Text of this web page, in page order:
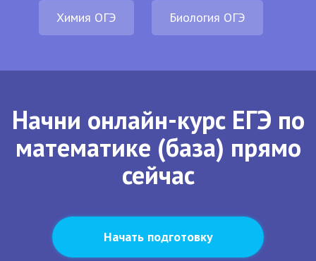
Химия ОГЭ Биология ОГЭ
Начни онлайн-курс ЕГЭ по
математике (база) прямо
сейчас
Начать подготовку